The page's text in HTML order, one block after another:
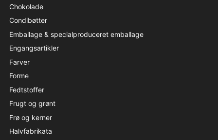
Chokolade
Condibøtter
Emballage & specialproduceret emballage
Engangsartikler
Farver
Forme
Fedtstoffer
Frugt og grønt
Frø og kerner
Halvfabrikata